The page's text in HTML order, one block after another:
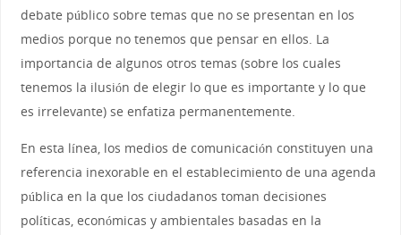
debate público sobre temas que no se presentan en los
medios porque no tenemos que pensar en ellos. La
importancia de algunos otros temas (sobre los cuales
tenemos la ilusión de elegir lo que es importante y lo que
es irrelevante) se enfatiza permanentemente.
En esta línea, los medios de comunicación constituyen una
referencia inexorable en el establecimiento de una agenda
pública en la que los ciudadanos toman decisiones
políticas, económicas y ambientales basadas en la